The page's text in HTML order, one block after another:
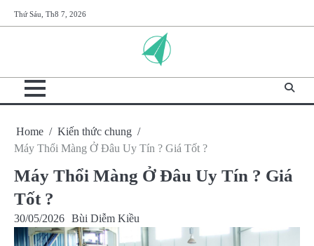
to
Thứ Sáu, Th8 7, 2026
Home
Kiến thức chung
Máy Thổi Màng Ở Đâu Uy Tín ? Giá Tốt ?
Máy Thổi Màng Ở Đâu Uy Tín ? Giá
Tốt ?
30/05/2026 Bùi Diễm Kiều